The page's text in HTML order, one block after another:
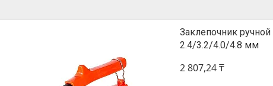
Заклепочник
2.4/3.2/4.0/4.8 мм
2 807,24 ₸